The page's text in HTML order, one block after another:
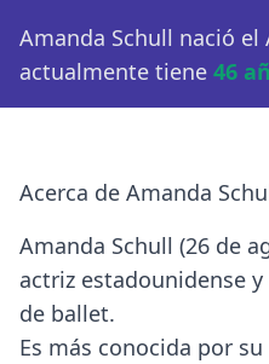
Amanda Schull nació el
actualmente tiene 46
Acerca de Amanda
Amanda Schull (26 de
actriz estadounidense
de ballet.
Es más conocida por